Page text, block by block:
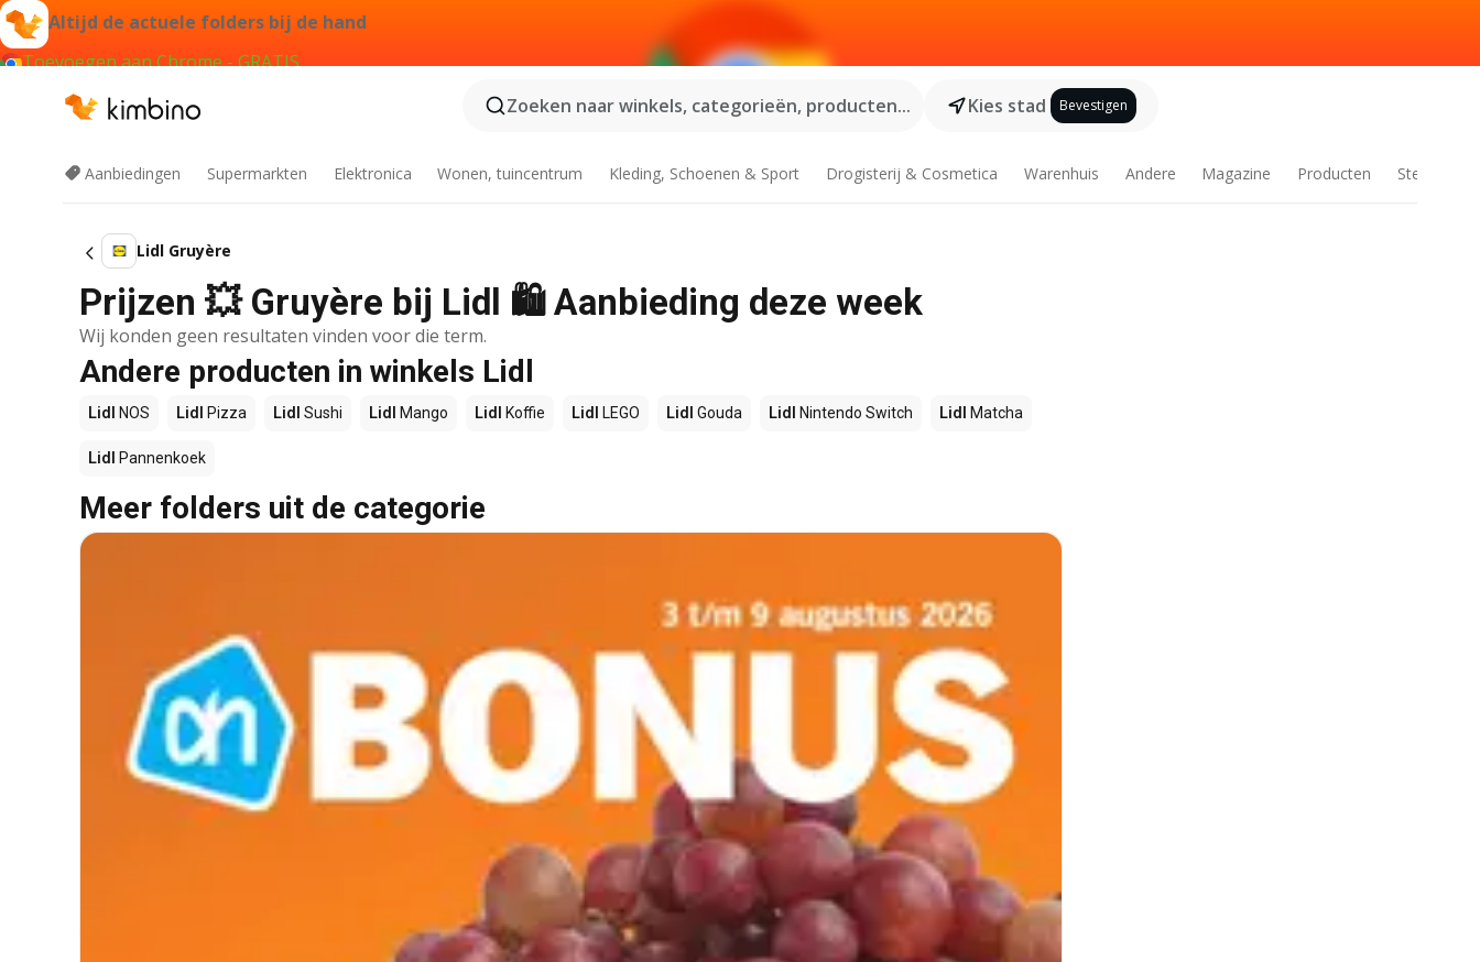
Altijd de actuele folders bij de hand
Toevoegen aan Chrome - GRATIS
Zoeken naar winkels, categorieën, producten...
Kies stad Bevestigen
Aanbiedingen Supermarkten Elektronica Wonen, tuincentrum Kleding, Schoenen & Sport Drogisterij & Cosmetica Warenhuis Andere Magazine Producten Steden
Lidl Gruyère
Prijzen 💥 Gruyère bij Lidl 🛍️ Aanbieding deze week
Wij konden geen resultaten vinden voor die term.
Andere producten in winkels Lidl
Lidl NOS Lidl Pizza Lidl Sushi Lidl Mango Lidl Koffie Lidl LEGO Lidl Gouda Lidl Nintendo Switch Lidl Matcha
Lidl Pannenkoek
Meer folders uit de categorie